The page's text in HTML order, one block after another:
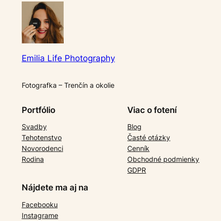
Emilia Life Photography
Fotografka – Trenčín a okolie
Portfólio
Svadby
Tehotenstvo
Novorodenci
Rodina
Viac o fotení
Blog
Časté otázky
Cenník
Obchodné podmienky
GDPR
Nájdete ma aj na
Facebooku
Instagrame